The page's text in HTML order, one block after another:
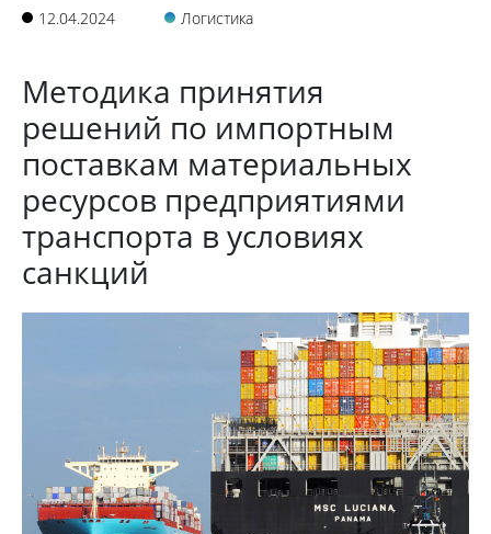
12.04.2024 Логистика
Методика принятия
решений по импортным
поставкам материальных
ресурсов предприятиями
транспорта в условиях
санкций